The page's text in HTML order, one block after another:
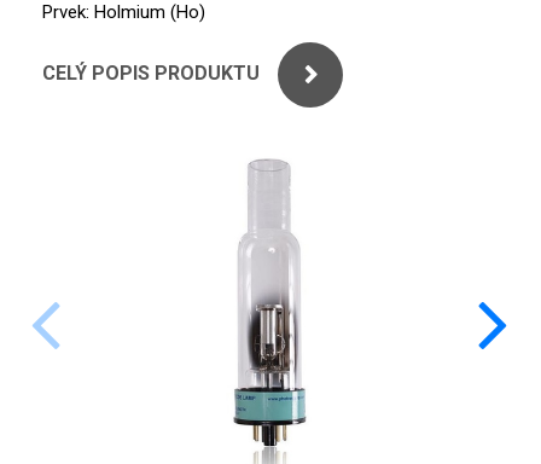
STANDARDY
Prvek: Holmium (Ho)
CELÝ POPIS PRODUKTU